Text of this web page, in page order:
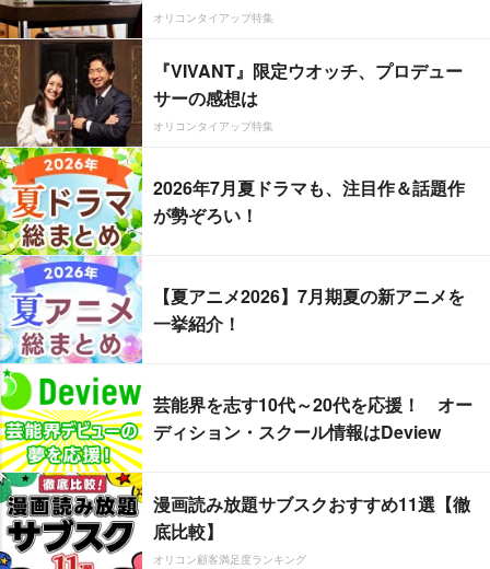
オリコンタイアップ特集
『VIVANT』限定ウオッチ、プロデュー
サーの感想は
オリコンタイアップ特集
2026年7月夏ドラマも、注目作＆話題作
が勢ぞろい！
【夏アニメ2026】7月期夏の新アニメを
一挙紹介！
芸能界を志す10代～20代を応援！ オー
ディション・スクール情報はDeview
漫画読み放題サブスクおすすめ11選【徹
底比較】
オリコン顧客満足度ランキング